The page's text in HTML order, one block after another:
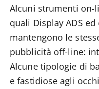
Alcuni strumenti on-
quali Display ADS
mantengono le
pubblicità off-line:
Alcune tipologie di
e fastidiose agli